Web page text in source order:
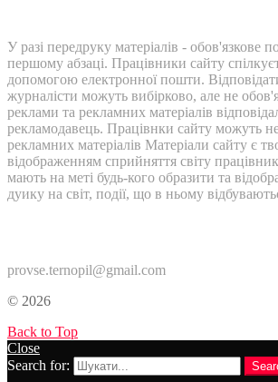
У разі передруку матеріалів - обов'язкове
першому абзаці. Працівники сайту
допомогою електронної пошти.
журналісти можуть вибірково, але не
реклами та рекламних матеріалів
рекламодавець. Працівнки сайту можуть не
рекламних матеріалів Матеріали сайту є
відображенням сприйняття світу
мають на меті будь-кого образити та
дуику на світ, події, що в ньому
provse.ternopil@gmail.com
© 2026
Back to Top
Close
Search for: